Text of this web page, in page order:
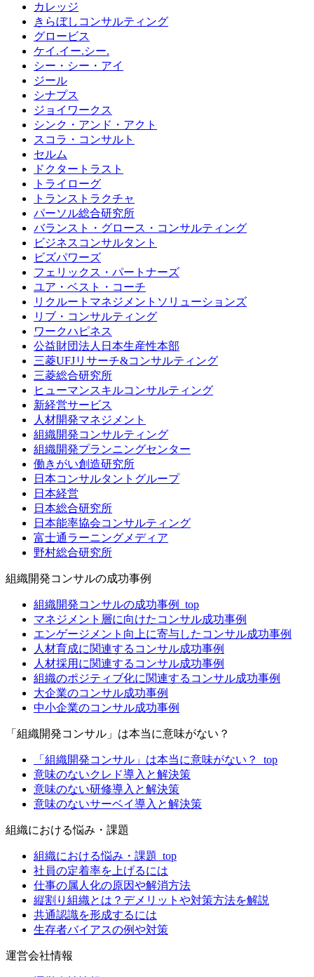
カレッジ
きらぼしコンサルティング
グロービス
ケイ.イー.シー.
シー・シー・アイ
ジール
シナプス
ジョイワークス
シンク・アンド・アクト
スコラ・コンサルト
セルム
ドクタートラスト
トライローグ
トランストラクチャ
パーソル総合研究所
バランスト・グロース・コンサルティング
ビジネスコンサルタント
ビズパワーズ
フェリックス・パートナーズ
ユア・ベスト・コーチ
リクルートマネジメントソリューションズ
リブ・コンサルティング
ワークハピネス
公益財団法人日本生産性本部
三菱UFJリサーチ&コンサルティング
三菱総合研究所
ヒューマンスキルコンサルティング
新経営サービス
人材開発マネジメント
組織開発コンサルティング
組織開発プランニングセンター
働きがい創造研究所
日本コンサルタントグループ
日本経営
日本総合研究所
日本能率協会コンサルティング
富士通ラーニングメディア
野村総合研究所
組織開発コンサルの成功事例
組織開発コンサルの成功事例_top
マネジメント層に向けたコンサル成功事例
エンゲージメント向上に寄与したコンサル成功事例
人材育成に関連するコンサル成功事例
人材採用に関連するコンサル成功事例
組織のポジティブ化に関連するコンサル成功事例
大企業のコンサル成功事例
中小企業のコンサル成功事例
「組織開発コンサル」は本当に意味がない？
「組織開発コンサル」は本当に意味がない？_top
意味のないクレド導入と解決策
意味のない研修導入と解決策
意味のないサーベイ導入と解決策
組織における悩み・課題
組織における悩み・課題_top
社員の定着率を上げるには
仕事の属人化の原因や解消方法
縦割り組織とは？デメリットや対策方法を解説
共通認識を形成するには
生存者バイアスの例や対策
運営会社情報